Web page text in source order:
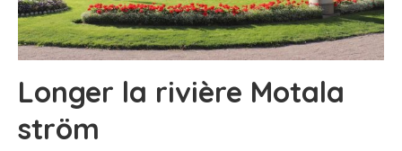
Longer la rivière Motala
ström